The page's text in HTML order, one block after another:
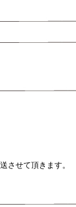
せて頂きます。